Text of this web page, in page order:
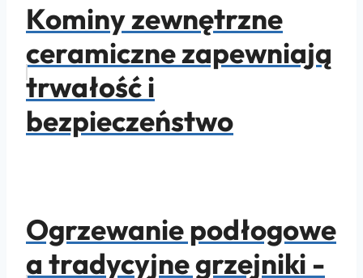
Kominy zewnętrzne
ceramiczne zapewniają
trwałość i
bezpieczeństwo
Ogrzewanie podłogowe
a tradycyjne grzejniki -